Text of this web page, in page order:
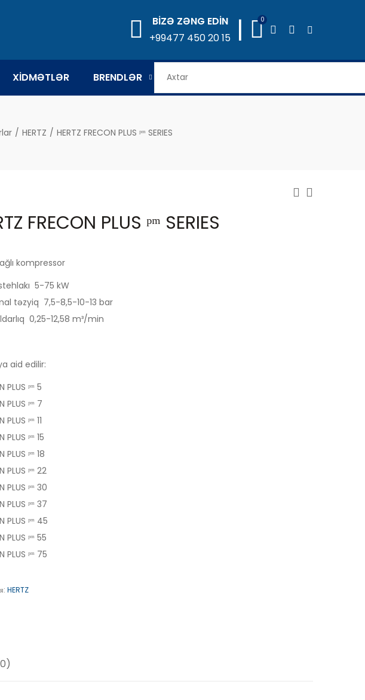
BİZƏ ZƏNG EDİN
+99477 450 20 15
| 0
XİDMƏTLƏR BRENDLƏR
/ HERTZ / HERTZ FRECON PLUS ᵖᵐ SERIES
FRECON PLUS ᵖᵐ SERIES
kompressor
5-75 kW
təzyiq 7,5-8,5-10-13 bar
0,25-12,58 m³/min
aid edilir:
PLUS ᵖᵐ 5
PLUS ᵖᵐ 7
PLUS ᵖᵐ 11
PLUS ᵖᵐ 15
PLUS ᵖᵐ 18
PLUS ᵖᵐ 22
PLUS ᵖᵐ 30
PLUS ᵖᵐ 37
PLUS ᵖᵐ 45
PLUS ᵖᵐ 55
PLUS ᵖᵐ 75
HERTZ